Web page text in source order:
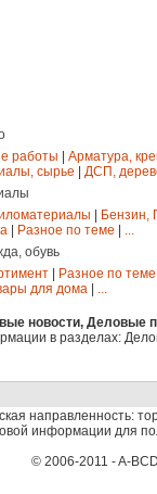
работы
Арматура,
сырье
ДСП,
Бензин,
Разное по теме
...
обувь
Разное по теме
для дома ...
новости, Деловые
в разделах:
направленность:
информации для
© 2006-2011 - A-